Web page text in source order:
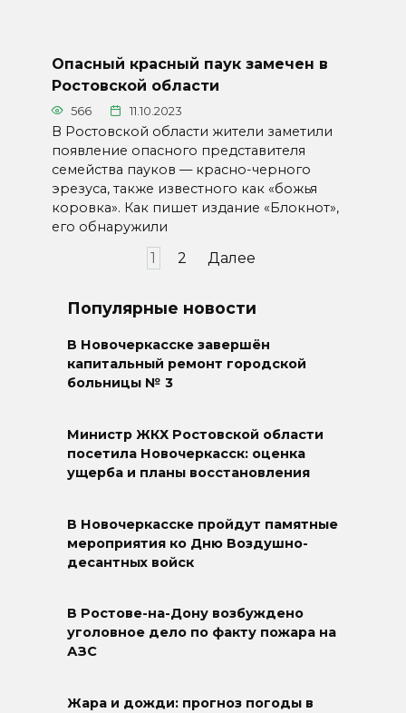
Опасный красный паук замечен в
Ростовской области
566 11.10.2023
В Ростовской области жители заметили
появление опасного представителя
семейства пауков — красно-черного
эрезуса, также известного как «божья
коровка». Как пишет издание «Блокнот»,
его обнаружили
1 2 Далее
Популярные новости
В Новочеркасске завершён
капитальный ремонт городской
больницы № 3
Министр ЖКХ Ростовской области
посетила Новочеркасск: оценка
ущерба и планы восстановления
В Новочеркасске пройдут памятные
мероприятия ко Дню Воздушно-
десантных войск
В Ростове-на-Дону возбуждено
уголовное дело по факту пожара на
АЗС
Жара и дожди: прогноз погоды в